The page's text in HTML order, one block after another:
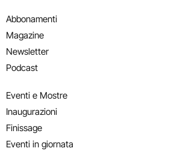
Abbonamenti
Magazine
Newsletter
Podcast
Eventi e Mostre
Inaugurazioni
Finissage
Eventi in giornata